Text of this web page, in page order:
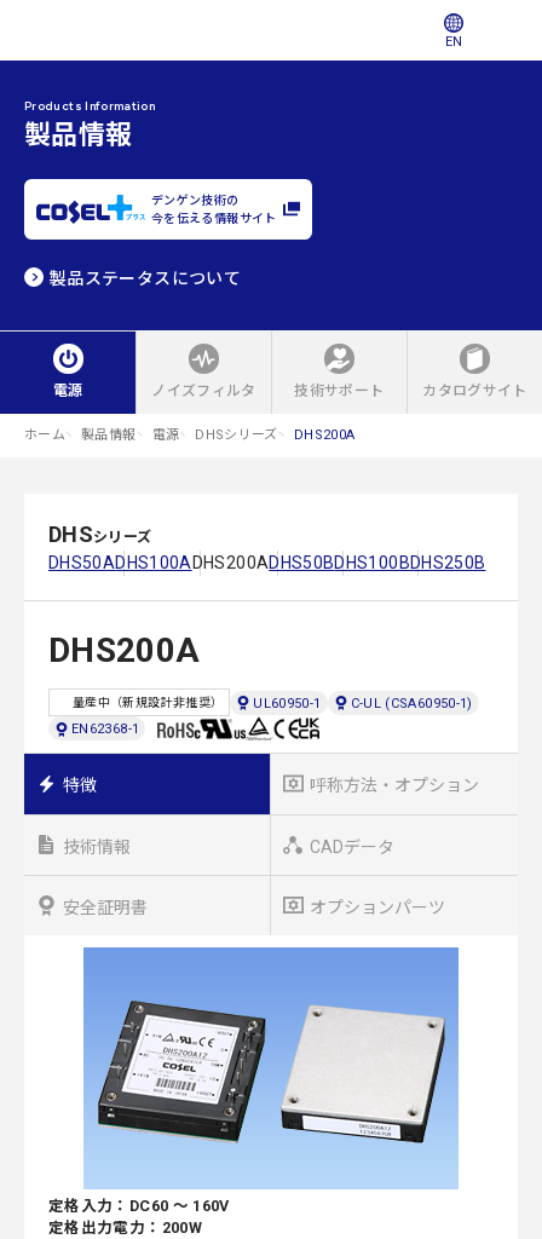
EN
Products Information
製品情報
デンゲン技術の
今を伝える情報サイト
製品ステータスについて
電源 ノイズフィルタ 技術サポート カタログサイト
ホーム 製品情報 電源 DHSシリーズ DHS200A
DHSシリーズ
DHS50ADHS100A DHS200ADHS50BDHS100BDHS250B
DHS200A
量産中（新規設計非推奨） UL60950-1
C-UL (CSA60950-1)
EN62368-1
特徴 呼称方法・オプション
技術情報 CADデータ
安全証明書 オプションパーツ
定格入力：DC60 ～ 160V
定格出力電力：200W